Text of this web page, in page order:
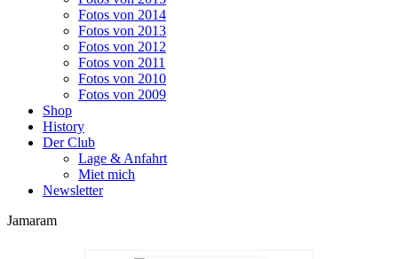
Fotos von 2014
Fotos von 2013
Fotos von 2012
Fotos von 2011
Fotos von 2010
Fotos von 2009
Shop
History
Der Club
Lage & Anfahrt
Miet mich
Newsletter
Jamaram